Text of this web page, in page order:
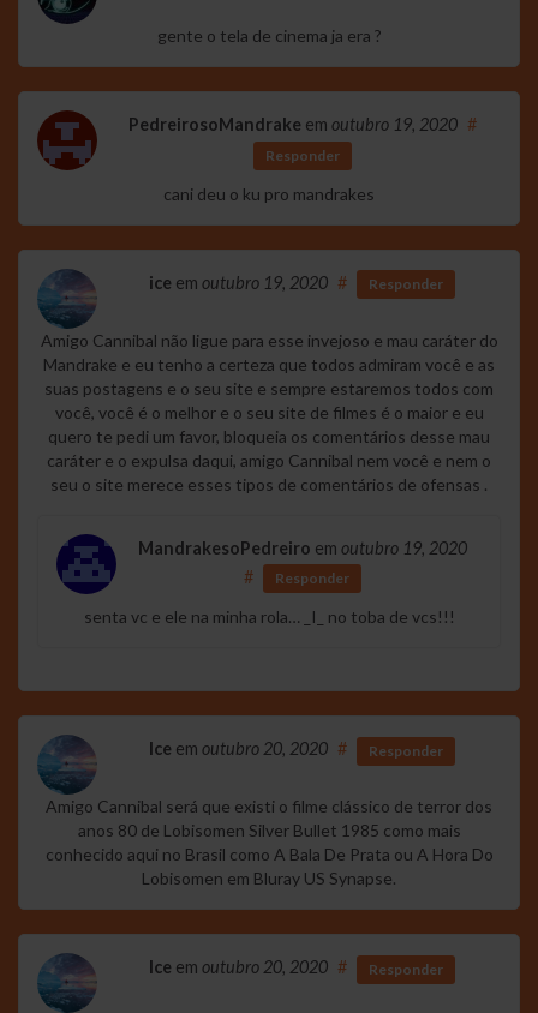
gente o tela de cinema ja era ?
PedreirosoMandrake em outubro 19, 2020 #
Responder
cani deu o ku pro mandrakes
ice em outubro 19, 2020 # Responder
Amigo Cannibal não ligue para esse invejoso e mau caráter do
Mandrake e eu tenho a certeza que todos admiram você e as
suas postagens e o seu site e sempre estaremos todos com
você, você é o melhor e o seu site de filmes é o maior e eu
quero te pedi um favor, bloqueia os comentários desse mau
caráter e o expulsa daqui, amigo Cannibal nem você e nem o
seu o site merece esses tipos de comentários de ofensas .
MandrakesoPedreiro em outubro 19, 2020
#
Responder
senta vc e ele na minha rola… _I_ no toba de vcs!!!
Ice em outubro 20, 2020 # Responder
Amigo Cannibal será que existi o filme clássico de terror dos
anos 80 de Lobisomen Silver Bullet 1985 como mais
conhecido aqui no Brasil como A Bala De Prata ou A Hora Do
Lobisomen em Bluray US Synapse.
Ice em outubro 20, 2020 # Responder